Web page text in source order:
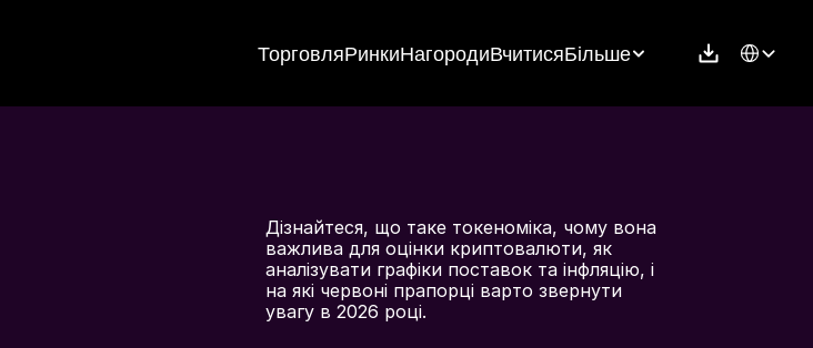
ТорговляРинкиНагородиВчитисяБільше Select
Дізнайтеся, що таке токеноміка, чому вона
важлива для оцінки криптовалюти, як
аналізувати графіки поставок та інфляцію, і
на які червоні прапорці варто звернути
увагу в 2026 році.